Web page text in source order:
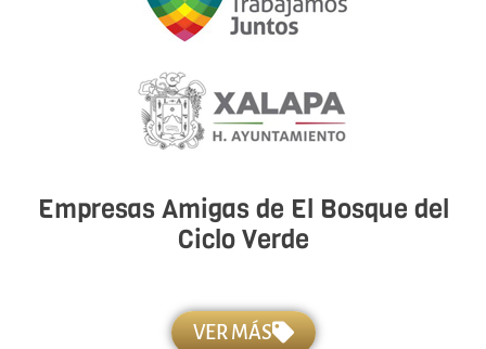
Empresas Amigas de El Bosque del
Ciclo Verde
VER MÁS